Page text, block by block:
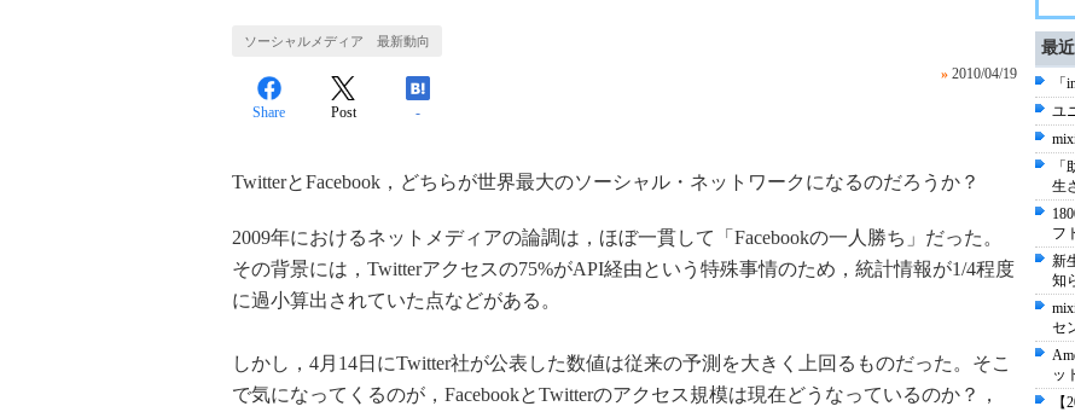
ソーシャルメディア 最新動向
» 2010/04/19
Share Post -
TwitterとFacebook，どちらが世界最大のソーシャル・ネットワークになるのだろうか？
2009年におけるネットメディアの論調は，ほぼ一貫して「Facebookの一人勝ち」だった。
その背景には，Twitterアクセスの75%がAPI経由という特殊事情のため，統計情報が1/4程度
に過小算出されていた点などがある。
しかし，4月14日にTwitter社が公表した数値は従来の予測を大きく上回るものだった。そこ
で気になってくるのが，FacebookとTwitterのアクセス規模は現在どうなっているのか？，
最
ユ
生
フ
新
知
セ
ッ